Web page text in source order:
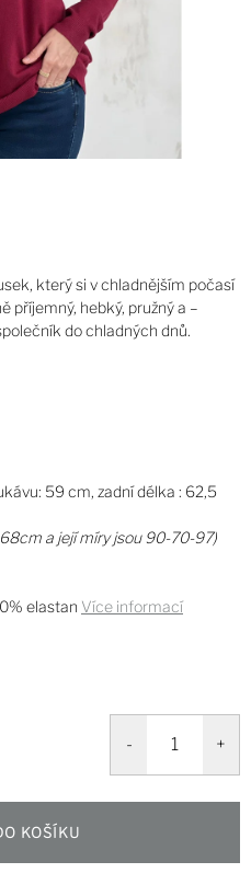
který si v chladnějším počasí
příjemný, hebký, pružný a –
do chladných dnů.
59 cm, zadní délka : 62,5
a její míry jsou 90-70-97)
elastan Více informací
KOŠÍKU